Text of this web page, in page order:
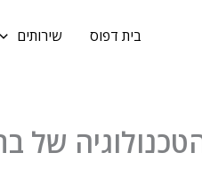
בית דפוס שירותים
של